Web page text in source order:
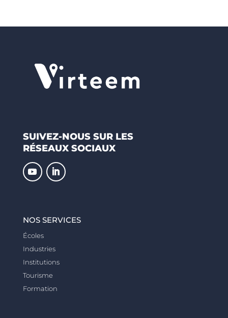
SUIVEZ-NOUS SUR LES
RÉSEAUX SOCIAUX
NOS SERVICES
Écoles
Industries
Institutions
Tourisme
Formation